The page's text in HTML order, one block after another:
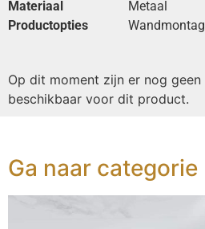
Materiaal
Metaal
Productopties
Op dit moment zijn er nog
beschikbaar voor dit product.
Ga naar categorie